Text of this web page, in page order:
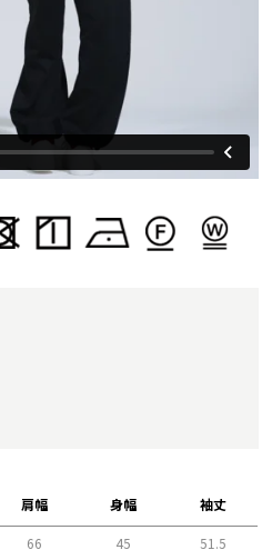
肩幅 身幅 袖丈
66 45 51.5